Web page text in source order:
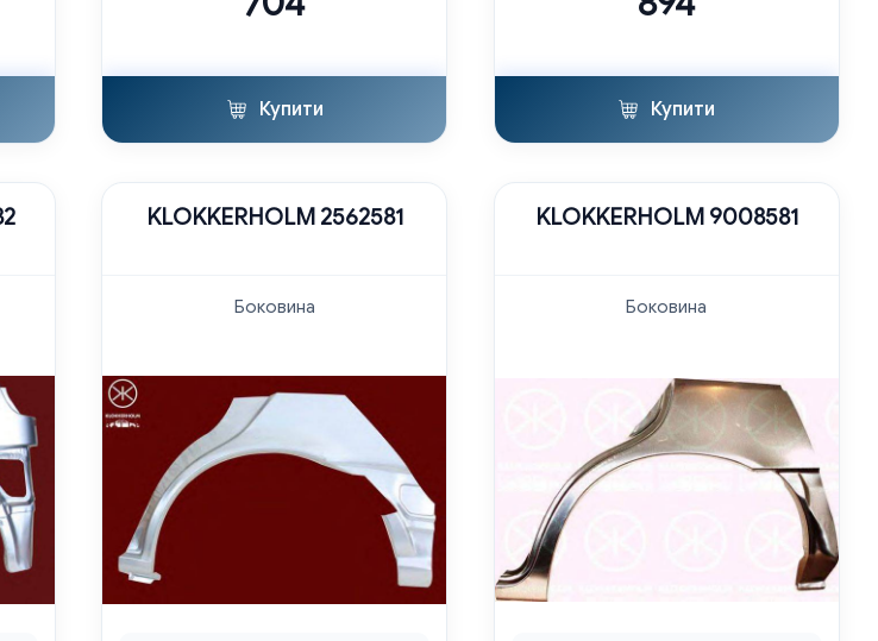
Купити Купити
KLOKKERHOLM 2562581
Боковина
KLOKKERHOLM 9008581
Боковина